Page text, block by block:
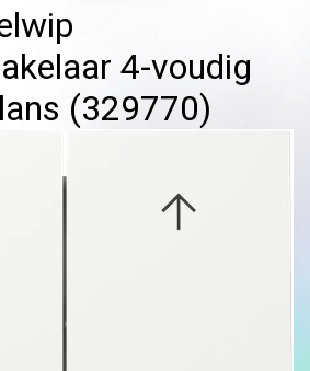
4-voudig
(329770)